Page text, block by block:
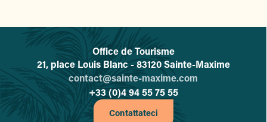
L'office de tourisme de Sainte-
Office de Tourisme
21, place Louis Blanc - 83120 Sainte-Maxime
contact@sainte-maxime.com
+33 (0)4 94 55 75 55
Contattateci